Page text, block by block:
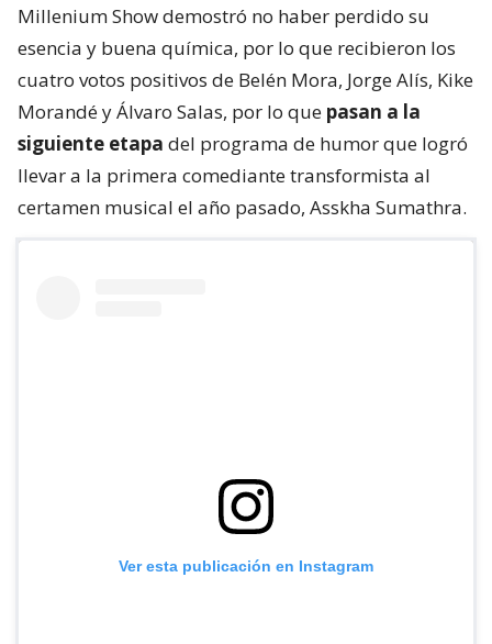
Millenium Show demostró no haber perdido su
esencia y buena química, por lo que recibieron los
cuatro votos positivos de Belén Mora, Jorge Alís, Kike
Morandé y Álvaro Salas, por lo que pasan a la
siguiente etapa del programa de humor que logró
llevar a la primera comediante transformista al
certamen musical el año pasado, Asskha Sumathra.
Ver esta publicación en Instagram